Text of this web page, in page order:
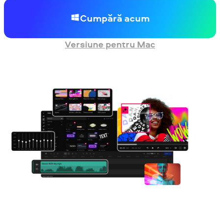
Cumpără acum
Versiune pentru Mac